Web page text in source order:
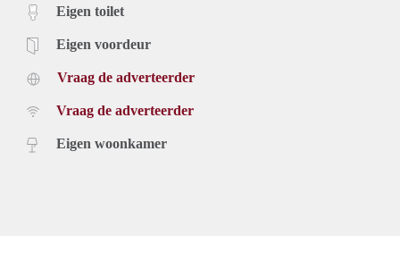
Eigen toilet
Eigen voordeur
Vraag de adverteerder
Vraag de adverteerder
Eigen woonkamer